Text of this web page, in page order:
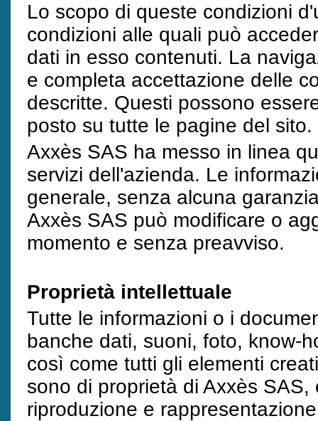
Lo scopo di queste condizioni
condizioni alle quali può
dati in esso contenuti. La
e completa accettazione delle
descritte. Questi possono
posto su tutte le pagine del sito.
Axxès SAS ha messo in linea
servizi dell'azienda. Le
generale, senza alcuna
Axxès SAS può modificare o
momento e senza preavviso.
Proprietà intellettuale
Tutte le informazioni o i
banche dati, suoni, foto, know-
così come tutti gli elementi
sono di proprietà di Axxès
riproduzione e